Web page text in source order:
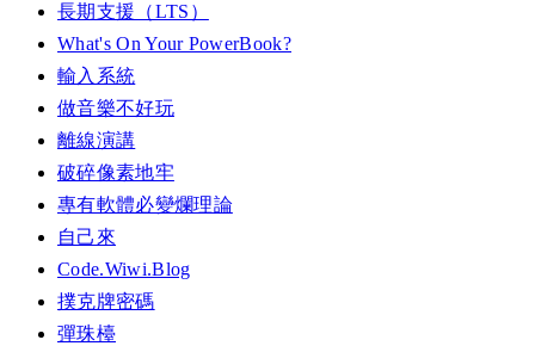
長期支援（LTS）
What's On Your PowerBook?
輸入系統
做音樂不好玩
離線演講
破碎像素地牢
專有軟體必變爛理論
自己來
Code.Wiwi.Blog
撲克牌密碼
彈珠檯